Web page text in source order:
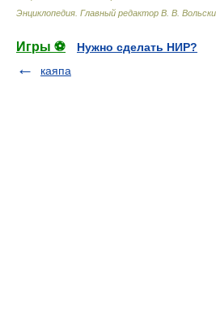
Энциклопедия Главный редактор В. В.
Игры ⚽
Нужно сделать НИР?
каяпа